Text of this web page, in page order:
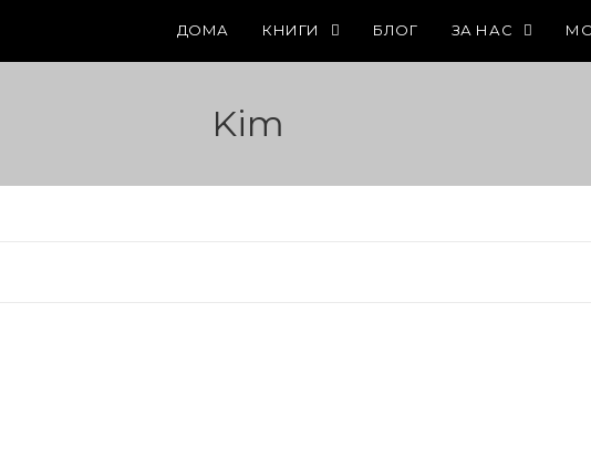
ДОМА КНИГИ БЛОГ ЗА НАС
Kim